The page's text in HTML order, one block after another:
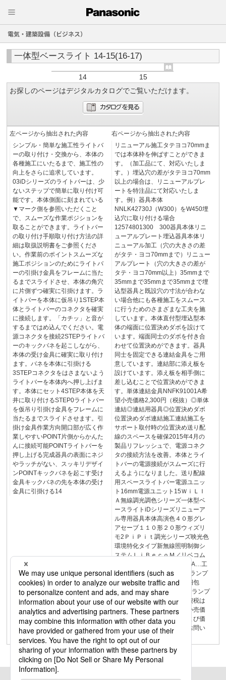
電気・建築設備（ビジネス）
一体型ベースライト 14-15(16-17)
14
15
お探しのページはデジタルカタログでご覧いただけます。
左ページから抽出された内容
シンプル・簡単な施工性ライトバ
ーの取り付け・交換から、本体の
各種施工にいたるまで、施工性の
向上をさらに追求しています。
03iDシリーズのライトバーは、少
ないステップで簡単に取り付け可
能です。本体側面に刻まれている
▼マーク側を参照いただくこと
で、スムーズな作業ポジションを
取ることができます。ライトバー
の取り付け手順取り付け方法の詳
細は取扱説明書をご参照くださ
い。作業前のポイントスムーズな
施工ポジションのためにライトバ
ーの引掛け金具をフレームに当た
るまでスライドさせ、本体の角穴
に片側ずつ確実に引掛けます。ラ
イトバーを本体に仮吊り1STEP本
体とライトバーのコネクタを確実
に接続します。「カチッ」と音が
するまではめ込んでください。電
源コネクタを接続2STEPライトバ
ーのキックバネを起こしながら、
本体の受け金具に確実に取り付け
ます。バネを本体に引掛ける
3STEPコネクタをはさまないよう
ライトバーを本体内へ押し上げま
す。本体にセット4STEP本体を天
井に取り付けるSTEP0ライトバー
を仮吊り引掛け金具をフレームに
当たるまでスライドさせます。引
掛け金具作業方向開口部が広く作
業しやすいPOINT片側からかんた
んに接続可能POINTライトバーを
押し上げる完成器具の表面にネジ
やラッチがない、スッキリデザイ
ンPOINTキックバネを起こす受け
金具キックバネの先を本体の受け
金具に引掛ける14
右ページから抽出された内容
リニューアル施工タテヨコ70mmま
では本体枠を伸ばすことができま
す。（加工品にて、対応いたしま
す。）埋込穴の差がタテヨコ70mm
以上の場合は、リニューアルプレ
ートを特注品にて対応いたしま
す。例）器具本体
NNLK42730J（W300）をW450埋
込穴に取り付ける場合
12574801300 300器具本体リニ
ューアルプレート埋込器具本体リ
ニューアル加工（穴の大きさの差
がタテ・ヨコ70mmまで）リニュー
アルプレート（穴の大きさの差が
タテ・ヨコ70mm以上）35mmまで
35mmまで35mmまで35mmまで埋
込型器具と既設穴の寸法が合わな
い場合他にも各種施工をスムース
に行うためのさまざまな工夫を施
しています。本体直付型埋込型本
体の端面に位置決めダボを設けて
います。端面同士のダボを付き合
わせて位置決めができます。器具
同士を固定できる連結金具をご用
意しています。連結部に添え板を
設けています。添え板を相手側に
差し込むことで位置決めができま
す。単体連結金具NNFK91001A希
望小売価格2,300円（税抜）◎単体
連結◎連結用器具◎位置決めダボ
位置決めダボ連結施工連結施工を
サポート取付時の位置決め送り配
線のスペースを確保2015年4月の
製品リフレッシュで、電源コネク
タの接続方法を改善。本体とライ
トバーの電源接続がスムーズに行
えるようになりました。送り配線
用スペースライトバー電源ユニッ
ト16mm電源ユニット15ＷｉＬＩ
Ａ無線調光調色シリーズ一体型ベ
ースライトiDシリーズリニューア
ル専用器具本体高演色４０形グレ
アセーブ１１０形２０形ウィズリ
モ2ＰｉＰｉｔ調光シリーズ映光色
環境特化タイプ新無線照明制御シ
ステムＬｉＢｅｃｏＭ／リベコム
在庫区分：E…常備在庫品 A…工
場在庫品 B…受注品／D…ランプ
付希望小売価格でランプ同梱包
C…ランプ付希望小売価格でランプ
別梱包希望小売価格には消費税は
含まれておりません。希望小売価
格表示のない商品の納期および価
格については、お取引先にお問い
合わせください。